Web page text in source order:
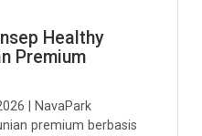
Healthy
Premium
| NavaPark
premium berbasis